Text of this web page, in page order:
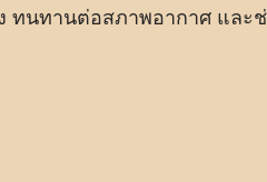
นทานต่อสภาพอากาศ และ